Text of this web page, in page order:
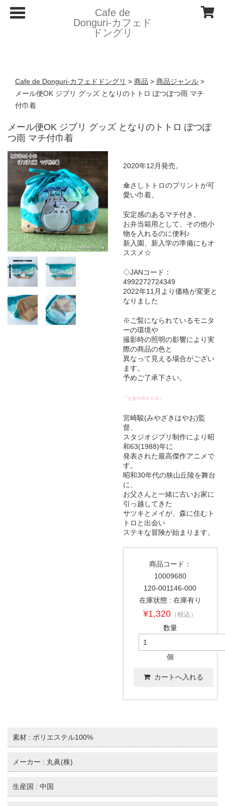
T
o
i
g
t
Cafe de
Donguri- カフェド
ドングリ
Cafe de Donguri- カフェドドングリ > 商品 > 商品ジャンル >
メール便OK ジブリ グッズ となりのトトロ ぽつぽつ雨 マチ
付巾着
メール便OK ジブリ グッズ となりのトトロ ぽつぽ
つ雨 マチ付巾着
2020年12月発売。
傘さしトトロのプリントが可
愛い巾着。
安定感のあるマチ付き。
お弁当箱用として、その他小
物を入れるのに便利♪
新入園、新入学の準備にもオ
ススメ☆
◇JANコード：
4992272724349
2022年11月より価格が変更と
なりました
※ご覧になられているモニタ
ーの環境や
撮影時の照明の影響により実
際の商品の色と
異なって見える場合がござい
ます。
予めご了承下さい。
『となりのトトロ』
宮崎駿(みやざきはやお)監
督、
スタジオジブリ制作により昭
和63(1988)年に
発表された最高傑作アニメで
す。
昭和30年代の狭山丘陵を舞台
に、
お父さんと一緒に古いお家に
引っ越してきた
サツキとメイが、森に住むト
トロと出会い
ステキな冒険が始まります。
商品コード：
10009680
120-001146-000
在庫状態 : 在庫有り
¥1,320 （税込）
数量
個
素材 : ポリエステル100%
メーカー : 丸眞(株)
生産国 : 中国